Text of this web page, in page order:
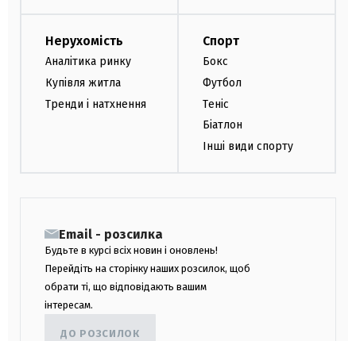
Нерухомість
Аналітика ринку
Купівля житла
Тренди і натхнення
Спорт
Бокс
Футбол
Теніс
Біатлон
Інші види спорту
Email - розсилка
Будьте в курсі всіх новин і оновлень!
Перейдіть на сторінку наших розсилок, щоб
обрати ті, що відповідають вашим
інтересам.
ДО РОЗСИЛОК